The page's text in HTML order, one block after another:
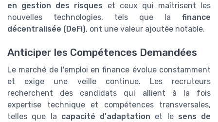
en gestion des risques et ceux qui maîtrisent les
nouvelles technologies, tels que la finance
décentralisée (DeFi), ont une valeur ajoutée notable.
Anticiper les Compétences Demandées
Le marché de l'emploi en finance évolue constamment
et exige une veille continue. Les recruteurs
recherchent des candidats qui allient à la fois
expertise technique et compétences transversales,
telles que la capacité d'adaptation et le sens de